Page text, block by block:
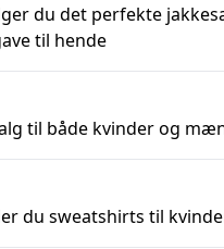
du det perfekte
til hende
til både kvinder og
du sweatshirts til